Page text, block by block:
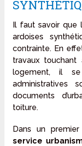
Il faut savoir que
ardoises
contrainte. En
travaux touchant
logement, il
administratives
documents
toiture.
Dans un
service